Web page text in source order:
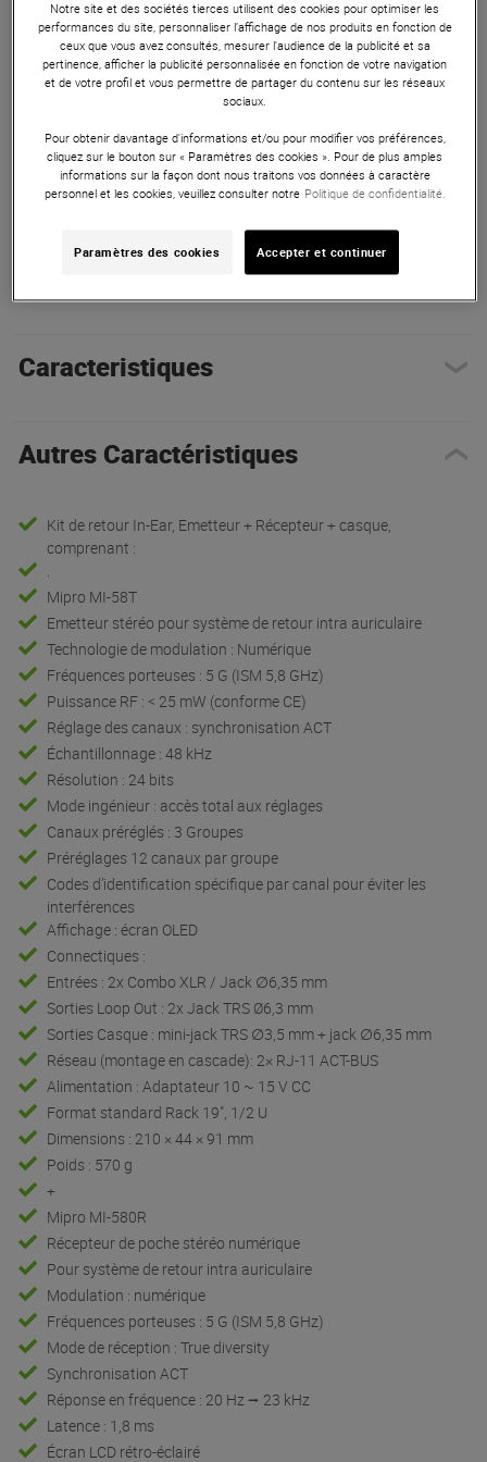
Autres Caractéristiques | Présentation
Caracteristiques
Autres Caractéristiques
Kit de retour In-Ear, Emetteur + Récepteur + casque,
comprenant :
Mipro MI-58T
Emetteur stéréo pour système de retour intra auriculaire
Technologie de modulation : Numérique
Fréquences porteuses : 5 G (ISM 5,8 GHz)
Puissance RF : < 25 mW (conforme CE)
Réglage des canaux : synchronisation ACT
Échantillonnage : 48 kHz
Résolution : 24 bits
Mode ingénieur : accès total aux réglages
Canaux préréglés : 3 Groupes
Préréglages 12 canaux par groupe
Codes d’identification spécifique par canal pour éviter les
interférences
Affichage : écran OLED
Connectiques :
Entrées : 2x Combo XLR / Jack ∅6,35 mm
Sorties Loop Out : 2x Jack TRS Ø6,3 mm
Sorties Casque : mini-jack TRS ∅3,5 mm + jack ∅6,35 mm
Réseau (montage en cascade): 2× RJ-11 ACT-BUS
Alimentation : Adaptateur 10 ~ 15 V CC
Format standard Rack 19", 1/2 U
Dimensions : 210 × 44 × 91 mm
Poids : 570 g
+
Mipro MI-580R
Récepteur de poche stéréo numérique
Pour système de retour intra auriculaire
Modulation : numérique
Fréquences porteuses : 5 G (ISM 5,8 GHz)
Mode de réception : True diversity
Synchronisation ACT
Réponse en fréquence : 20 Hz ⭢ 23 kHz
Latence : 1,8 ms
Écran LCD rétro-éclairé
Notre site et des sociétés tierces utilisent des cookies pour optimiser les
performances du site, personnaliser l’affichage de nos produits en fonction de
ceux que vous avez consultés, mesurer l'audience de la publicité et sa
pertinence, afficher la publicité personnalisée en fonction de votre navigation
et de votre profil et vous permettre de partager du contenu sur les réseaux
sociaux.
Pour obtenir davantage d'informations et/ou pour modifier vos préférences,
cliquez sur le bouton sur « Paramètres des cookies ». Pour de plus amples
informations sur la façon dont nous traitons vos données à caractère
personnel et les cookies, veuillez consulter notre Politique de confidentialité.
Paramètres des cookies Accepter et continuer